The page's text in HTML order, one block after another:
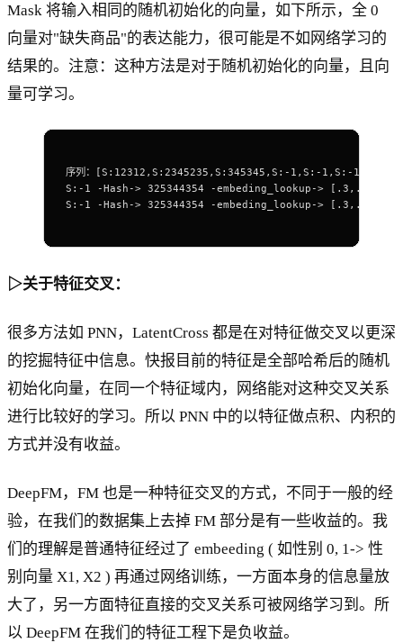
Mask 将输入相同的随机初始化的向量，如下所示，全 0
向量对"缺失商品"的表达能力，很可能是不如网络学习的
结果的。注意：这种方法是对于随机初始化的向量，且向
量可学习。
序列：[S:12312,S:2345235,S:345345,S:-1,S:-1,S:-1,S:-
S:-1 -Hash-> 325344354 -embeding_lookup->
S:-1 -Hash-> 325344354 -embeding_lookup->
▷关于特征交叉：
很多方法如 PNN，LatentCross 都是在对特征做交叉以更深
的挖掘特征中信息。快报目前的特征是全部哈希后的随机
初始化向量，在同一个特征域内，网络能对这种交叉关系
进行比较好的学习。所以 PNN 中的以特征做点积、内积的
方式并没有收益。
DeepFM，FM 也是一种特征交叉的方式，不同于一般的经
验，在我们的数据集上去掉 FM 部分是有一些收益的。我
们的理解是普通特征经过了 embeeding ( 如性别 0, 1-> 性
别向量 X1, X2 ) 再通过网络训练，一方面本身的信息量放
大了，另一方面特征直接的交叉关系可被网络学习到。所
以 DeepFM 在我们的特征工程下是负收益。